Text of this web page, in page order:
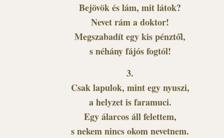
Bejövök és lám, mit látok?
Nevet rám a doktor!
Megszabadít egy kis pénztől,
s néhány fájós fogtól!
3.
Csak lapulok, mint egy nyuszi,
a helyzet is faramuci.
Egy álarcos áll felettem,
s nekem nincs okom nevetnem.